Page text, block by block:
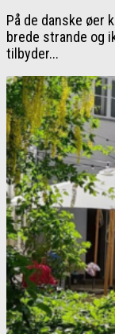
På de danske øer
brede strande og
tilbyder...